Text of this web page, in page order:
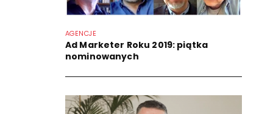
AGENCJE
Ad Marketer Roku 2019: piątka
nominowanych